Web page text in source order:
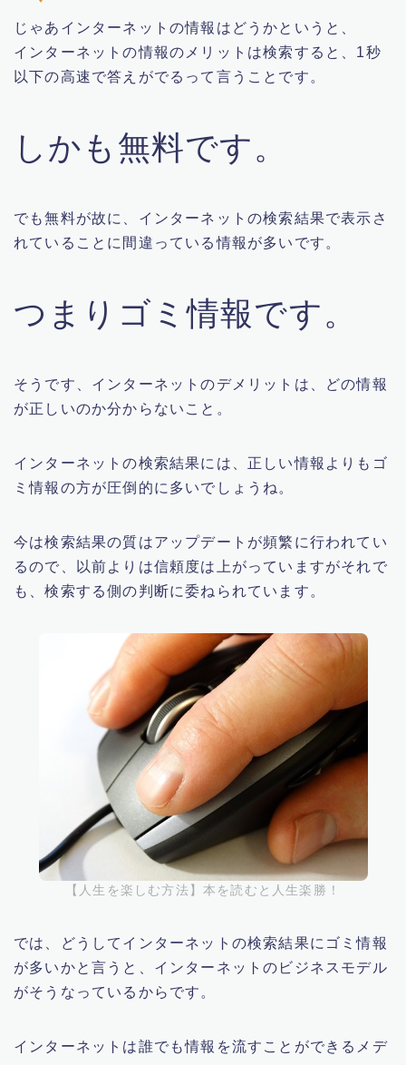
じゃあインターネットの情報はどうかというと、
インターネットの情報のメリットは検索すると、1秒
以下の高速で答えがでるって言うことです。
しかも無料です。
でも無料が故に、インターネットの検索結果で表示さ
れていることに間違っている情報が多いです。
つまりゴミ情報です。
そうです、インターネットのデメリットは、どの情報
が正しいのか分からないこと。
インターネットの検索結果には、正しい情報よりもゴ
ミ情報の方が圧倒的に多いでしょうね。
今は検索結果の質はアップデートが頻繁に行われてい
るので、以前よりは信頼度は上がっていますがそれで
も、検索する側の判断に委ねられています。
【人生を楽しむ方法】本を読むと人生楽勝！
では、どうしてインターネットの検索結果にゴミ情報
が多いかと言うと、インターネットのビジネスモデル
がそうなっているからです。
インターネットは誰でも情報を流すことができるメデ